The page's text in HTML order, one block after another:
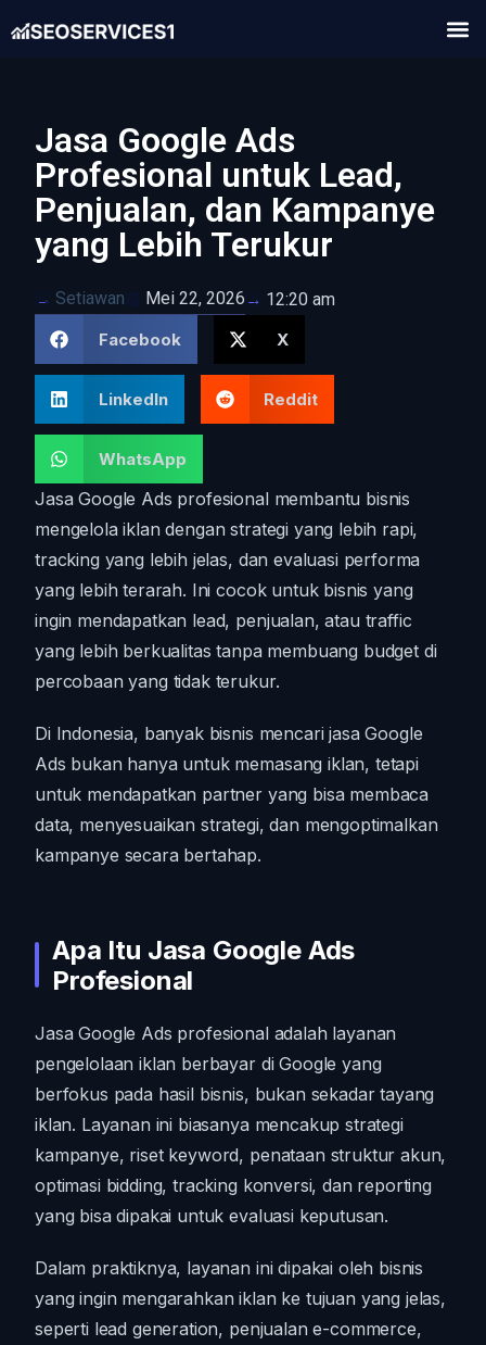
Jasa Google Ads
Profesional untuk Lead,
Penjualan, dan Kampanye
yang Lebih Terukur
Setiawan Mei 22, 2026
12:20 am
Facebook
X
LinkedIn Reddit
WhatsApp
Jasa Google Ads profesional membantu bisnis
mengelola iklan dengan strategi yang lebih rapi,
tracking yang lebih jelas, dan evaluasi performa
yang lebih terarah. Ini cocok untuk bisnis yang
ingin mendapatkan lead, penjualan, atau traffic
yang lebih berkualitas tanpa membuang budget di
percobaan yang tidak terukur.
Di Indonesia, banyak bisnis mencari jasa Google
Ads bukan hanya untuk memasang iklan, tetapi
untuk mendapatkan partner yang bisa membaca
data, menyesuaikan strategi, dan mengoptimalkan
kampanye secara bertahap.
Apa Itu Jasa Google Ads
Profesional
Jasa Google Ads profesional adalah layanan
pengelolaan iklan berbayar di Google yang
berfokus pada hasil bisnis, bukan sekadar tayang
iklan. Layanan ini biasanya mencakup strategi
kampanye, riset keyword, penataan struktur akun,
optimasi bidding, tracking konversi, dan reporting
yang bisa dipakai untuk evaluasi keputusan.
Dalam praktiknya, layanan ini dipakai oleh bisnis
yang ingin mengarahkan iklan ke tujuan yang jelas,
seperti lead generation, penjualan e-commerce,